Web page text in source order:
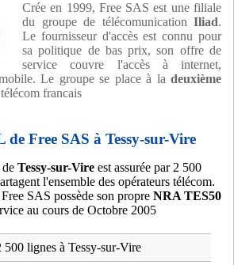
Crée en 1999, Free SAS est une filiale
du groupe de télécomunication Iliad.
Le fournisseur d'accès est connu pour
sa politique de bas prix, son offre de
service couvre l'accès à internet,
Le groupe se place à la deuxième
francais
Free SAS à Tessy-sur-Vire
Tessy-sur-Vire est assurée par 2 500
l'ensemble des opérateurs télécom.
SAS possède son propre NRA TES50
au cours de Octobre 2005
500 lignes à Tessy-sur-Vire